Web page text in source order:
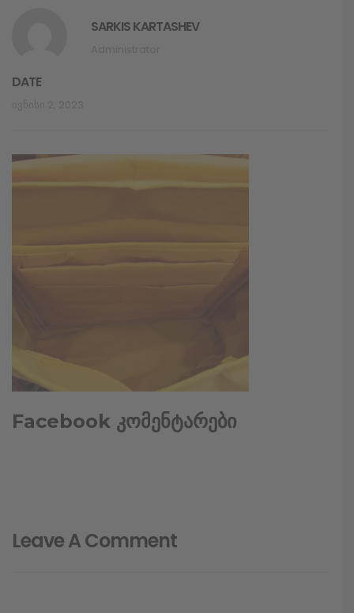
SARKIS KARTASHEV
DATE
Facebook კომენტარები
Leave A Comment